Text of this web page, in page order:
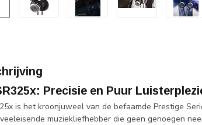
Precisie en Puur
is het kroonjuweel van de befaamde Prestige
muziekliefhebber die geen genoegen